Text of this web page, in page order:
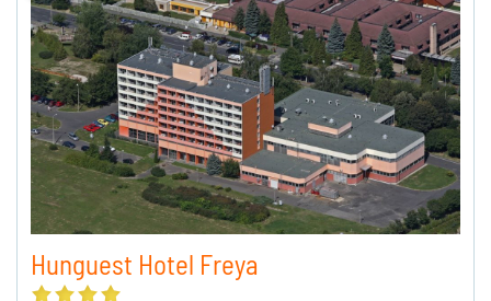
Hunguest Hotel Freya